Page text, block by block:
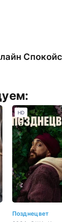
Позднецвет
HD